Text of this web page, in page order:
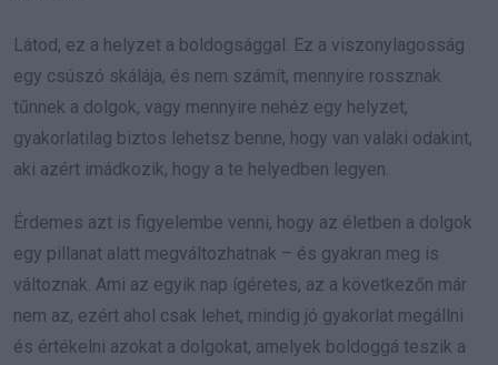
Látod, ez a helyzet a boldogsággal. Ez a viszonylagosság
egy csúszó skálája, és nem számít, mennyire rossznak
tűnnek a dolgok, vagy mennyire nehéz egy helyzet,
gyakorlatilag biztos lehetsz benne, hogy van valaki odakint,
aki azért imádkozik, hogy a te helyedben legyen.
Érdemes azt is figyelembe venni, hogy az életben a dolgok
egy pillanat alatt megváltozhatnak – és gyakran meg is
változnak. Ami az egyik nap ígéretes, az a következőn már
nem az, ezért ahol csak lehet, mindig jó gyakorlat megállni
és értékelni azokat a dolgokat, amelyek boldoggá teszik a